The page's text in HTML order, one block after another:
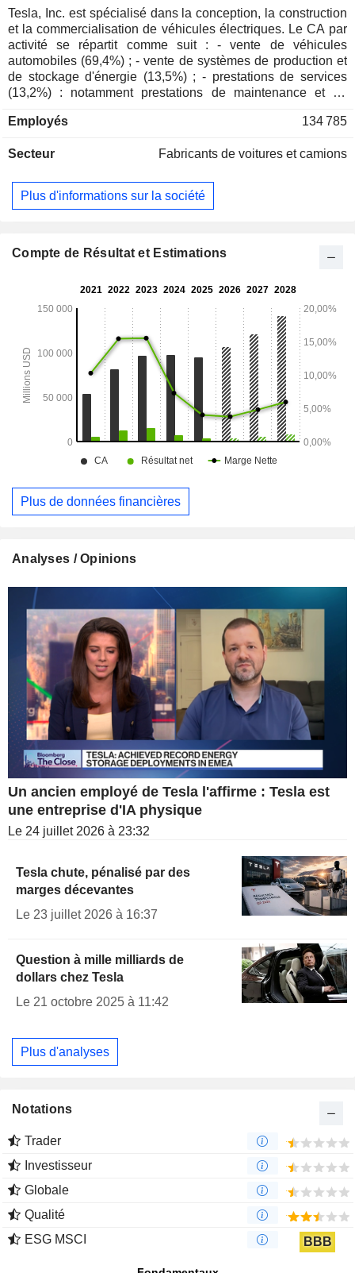
Tesla, Inc. est spécialisé dans la conception, la construction
et la commercialisation de véhicules électriques. Le CA par
activité se répartit comme suit : - vente de véhicules
automobiles (69,4%) ; - vente de systèmes de production et
de stockage d'énergie (13,5%) ; - prestations de services
(13,2%) : notamment prestations de maintenance et de
vente de composants de groupes motopropulseurs pour
de véhicules (1,8%). A fin 2025, le groupe dispose de 8 sites
en Allemagne. La répartition géographique du CA est la
suivante : Etats-Unis (50,2%), Chine (22,1%) et autres
Employés 134 785
Secteur Fabricants de voitures et camions
Plus d'informations sur la société
Compte de Résultat et Estimations
Plus de données financières
Analyses / Opinions
Un ancien employé de Tesla l'affirme : Tesla est
une entreprise d'IA physique
Le 24 juillet 2026 à 23:32
Tesla chute, pénalisé par des
marges décevantes
Le 23 juillet 2026 à 16:37
Question à mille milliards de
dollars chez Tesla
Le 21 octobre 2025 à 11:42
Plus d'analyses
Notations
Trader
Investisseur
Globale
Qualité
ESG MSCI
BBB